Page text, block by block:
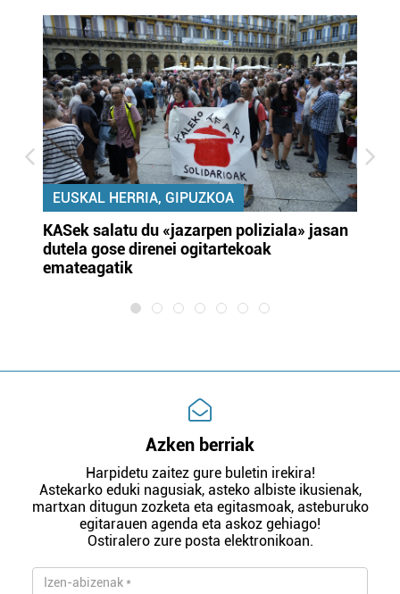
EUSKAL HERRIA, GIPUZKOA
KASek salatu du «jazarpen poliziala» jasan
dutela gose direnei ogitartekoak
emateagatik
Azken berriak
Harpidetu zaitez gure buletin irekira!
Astekarko eduki nagusiak, asteko albiste ikusienak,
martxan ditugun zozketa eta egitasmoak, asteburuko
egitarauen agenda eta askoz gehiago!
Ostiralero zure posta elektronikoan.